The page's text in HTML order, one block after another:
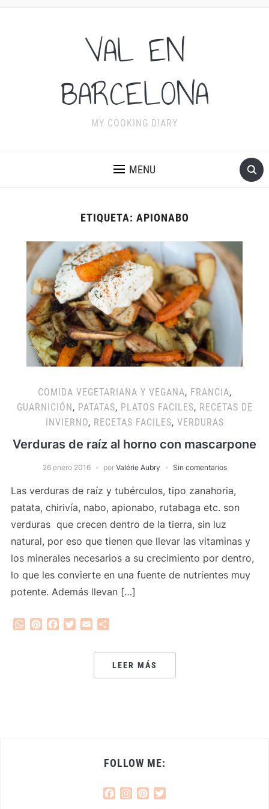
VAL EN
BARCELONA
MY COOKING DIARY
MENU
ETIQUETA: APIONABO
COMIDA VEGETARIANA Y VEGANA, FRANCIA,
GUARNICIÓN, PATATAS, PLATOS FACILES, RECETAS DE
INVIERNO, RECETAS FACILES, VERDURAS
Verduras de raíz al horno con mascarpone
26 enero 2016 por Valérie Aubry Sin comentarios
Las verduras de raíz y tubérculos, tipo zanahoria,
patata, chirivía, nabo, apionabo, rutabaga etc. son
verduras que crecen dentro de la tierra, sin luz
natural, por eso que tienen que llevar las vitaminas y
los minerales necesarios a su crecimiento por dentro,
lo que les convierte en una fuente de nutrientes muy
potente. Además llevan […]
WhatsApp
PinterestFacebook
Twitter
Email
LEER MÁS
FOLLOW ME:
Facebook
Instagram
Pinterest